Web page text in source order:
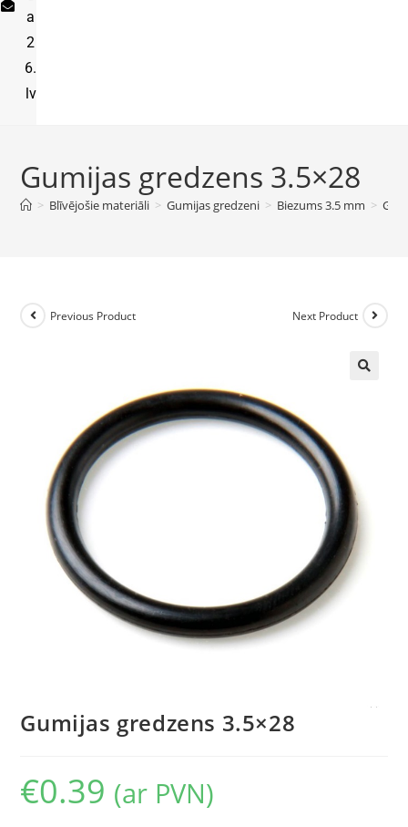
a
2
6.
lv
Gumijas gredzens 3.5×28
> Blīvējošie materiāli > Gumijas gredzeni > Biezums 3.5 mm >
Previous Product Next Product
Gumijas gredzens 3.5×28
€0.39 (ar PVN)